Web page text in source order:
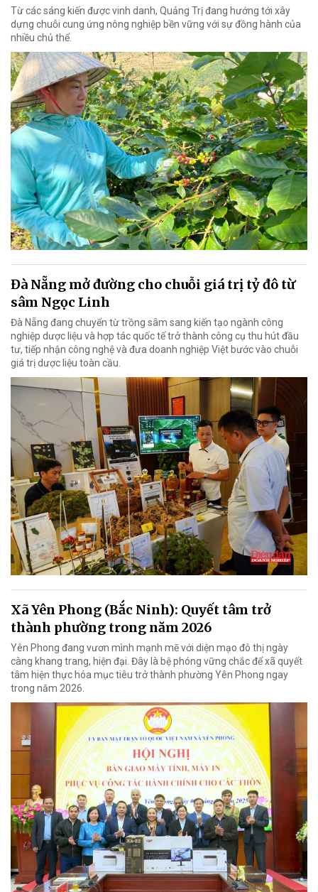
Từ các sáng kiến được vinh danh, Quảng Trị đang hướng tới xây
dựng chuỗi cung ứng nông nghiệp bền vững với sự đồng hành của
nhiều chủ thể.
Đà Nẵng mở đường cho chuỗi giá trị tỷ đô từ
sâm Ngọc Linh
Đà Nẵng đang chuyển từ trồng sâm sang kiến tạo ngành công
nghiệp dược liệu và hợp tác quốc tế trở thành công cụ thu hút đầu
tư, tiếp nhận công nghệ và đưa doanh nghiệp Việt bước vào chuỗi
giá trị dược liệu toàn cầu.
Xã Yên Phong (Bắc Ninh): Quyết tâm trở
thành phường trong năm 2026
Yên Phong đang vươn mình mạnh mẽ với diện mạo đô thị ngày
càng khang trang, hiện đại. Đây là bệ phóng vững chắc để xã quyết
tâm hiện thực hóa mục tiêu trở thành phường Yên Phong ngay
trong năm 2026.